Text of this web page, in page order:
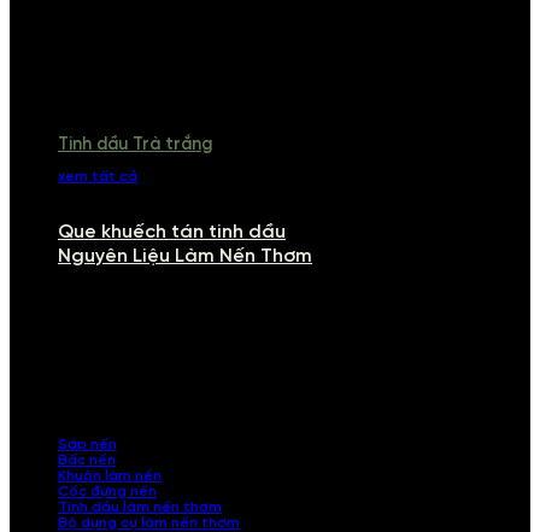
Tinh dầu Trà trắng
xem tất cả
Que khuếch tán tinh dầu
Nguyên Liệu Làm Nến Thơm
Sáp nến
Bấc nến
Khuôn làm nến
Cốc đựng nến
Tinh dầu làm nến thơm
Bộ dụng cụ làm nến thơm